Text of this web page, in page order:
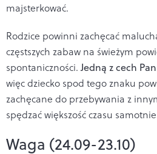
majsterkować.
Rodzice powinni zachęcać
częstszych zabaw na świeżym
spontaniczności. Jedną z cech
więc dziecko spod tego znaku
zachęcane do przebywania z
spędzać większość czasu
Waga (24.09-23.10)